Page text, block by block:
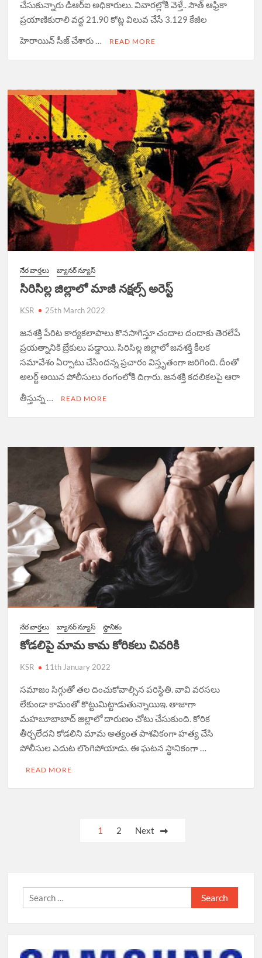
చేసుకున్నారు డిఆర్ఐ అధికారులు. వివార‌ల్లోకి వెళ్తే.. సౌత్ ఆఫ్రికా
ప్రయాణికురాలి వద్ద 21.90 కోట్ల‌ విలువ చేసే 3.129 కేజీల
హెరాయిన్ సీజ్ చేశారు …
READ MORE
నేర వార్త‌లు బ్యానర్ న్యూస్
సిరిసిల్ల జిల్లాలో మాజీ నక్షల్స్ అరెస్ట్
KSR 25th March 2022
జనశక్తి పేరిట కార్యకలాపాలు కొనసాగిస్తూ చందాల దందాకు తెరలేపే
ప్రయత్నానికి బ్రేకులు పడ్డాయి. సిరిసిల్ల జిల్లాలో జనశక్తి కీలక
సమావేశం ఏర్పాటు చేసిందన్న ప్రచారం విస్తృతంగా జరిగింది. దీంతో
అలర్ట్ అయిన పోలీసులు రంగంలోకి దిగారు. జనశక్తి కదలికలపై ఆరా
తీస్తున్న …
READ MORE
నేర వార్త‌లు బ్యానర్ న్యూస్ స్థానికం
కోడ‌లిపై మామ కామ కోరిక‌లు చివ‌రికి
KSR 11th January 2022
స‌మాజం సిగ్గుతో త‌ల దించుకోవాల్సిన ప‌రిస్థితి. వావి వ‌ర‌స‌లు
లేకుండా కామంతో కొట్టుమిట్టాడుతున్నాయిఇ. తాజాగా
మహబూబాబాద్‌ జిల్లాలో దారుణం చోటు చేసుకుంది. కోరిక
తీర్చలేదని కోడలిని మామ అత్యంత పాశవికంగా హత్య చేసి
పోలీసుల ఎదుట లొంగిపోయాడు. ఈ ఘటన స్థానికంగా …
READ MORE
1 2 Next
Search
for: